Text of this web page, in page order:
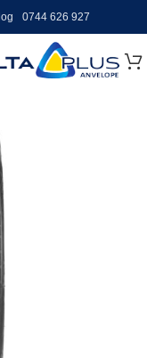
0744 626 927